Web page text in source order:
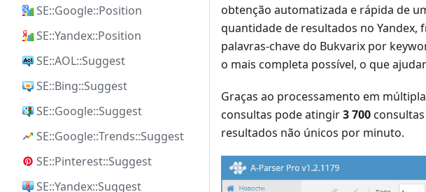
SE::Google::Position
SE::Yandex::Position
SE::AOL::Suggest
SE::Bing::Suggest
SE::Google::Suggest
SE::Google::Trends::Suggest
SE::Pinterest::Suggest
SE::Yandex::Suggest
obtenção automatizada e rápida de
quantidade de resultados no Yandex,
palavras-chave do Bukvarix por
o mais completa possível, o que
Graças ao processamento em
consultas pode atingir3 700
resultados não únicos por minuto.